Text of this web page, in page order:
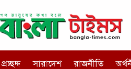
প্রচ্ছদ্দ সারাদেশ রাজনীতি